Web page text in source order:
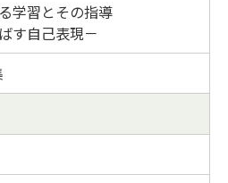
学習とその指導
す自己表現－